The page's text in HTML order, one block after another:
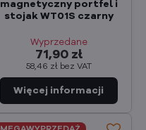
magnetyczny portfel i
stojak WT01S czarny
Wyprzedane
71,90 zł
58,46 zł bez VAT